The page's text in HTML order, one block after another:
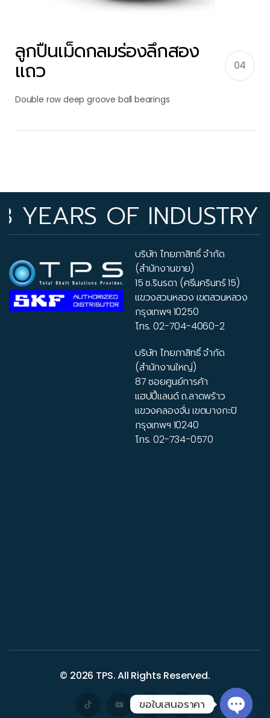
ลูกปืนเม็ดกลมร่องลึกสอง
แถว 04
Double row deep groove ball bearings
OF INDUSTRY
บริษัท ไทยภาสิทธิ์ จำกัด
(สำนักงานขาย)
15 ซ.รินรดา (ศรีนครินทร์ 15)
แขวงสวนหลวง เขตสวนหลวง
กรุงเทพฯ 10250
โทร.02-704-4060-2
บริษัท ไทยภาสิทธิ์ จำกัด
(สำนักงานใหญ่)
87 ซอยศูนย์การค้า
แฮปปี้แลนด์ ถ.ลาดพร้าว
แขวงคลองจั่น เขตบางกะปิ
กรุงเทพฯ 10240
โทร.02-734-0570
© 2026 TPS. All Rights Reserved.
ขอใบเสนอราคา